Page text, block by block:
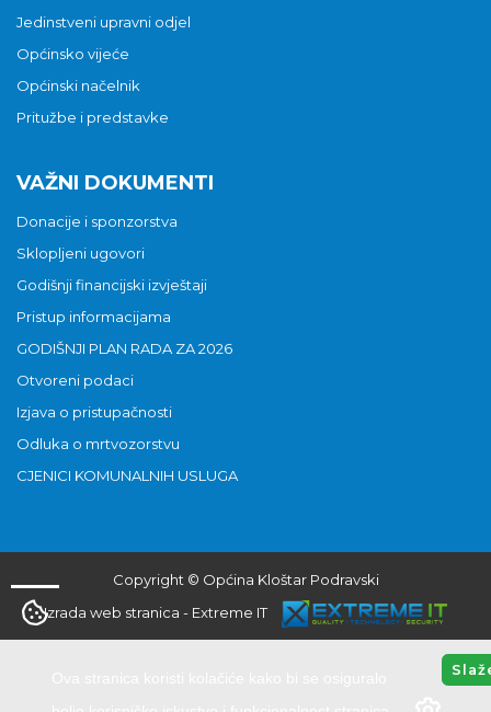
Jedinstveni upravni odjel
Općinsko vijeće
Općinski načelnik
Pritužbe i predstavke
VAŽNI DOKUMENTI
Donacije i sponzorstva
Sklopljeni ugovori
Godišnji financijski izvještaji
Pristup informacijama
GODIŠNJI PLAN RADA ZA 2026
Otvoreni podaci
Izjava o pristupačnosti
Odluka o mrtvozorstvu
CJENICI KOMUNALNIH USLUGA
Copyright © Općina Kloštar Podravski
Izrada web stranica - Extreme IT